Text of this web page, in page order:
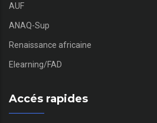
AUF
ANAQ-Sup
Renaissance africaine
Elearning/FAD
Accés rapides